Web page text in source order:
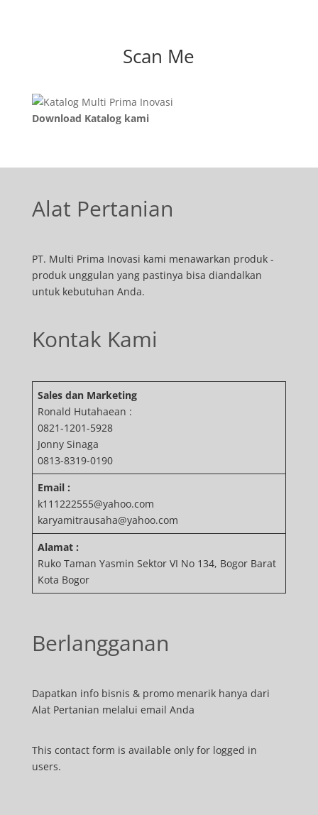
Scan Me
Download Katalog kami
Alat Pertanian
PT. Multi Prima Inovasi kami menawarkan produk -
produk unggulan yang pastinya bisa diandalkan
untuk kebutuhan Anda.
Kontak Kami
Sales dan Marketing
Ronald Hutahaean :
0821-1201-5928
Jonny Sinaga
0813-8319-0190
Email :
k111222555@yahoo.com
karyamitrausaha@yahoo.com
Alamat :
Ruko Taman Yasmin Sektor VI No 134, Bogor Barat
Kota Bogor
Berlangganan
Dapatkan info bisnis & promo menarik hanya dari
Alat Pertanian melalui email Anda
This contact form is available only for logged in
users.